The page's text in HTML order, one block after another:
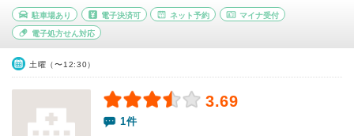
駐車場あり 電子決済可 ネット予約 マイナ受付
電子処方せん対応
土曜（〜12:30）
3.69
1件